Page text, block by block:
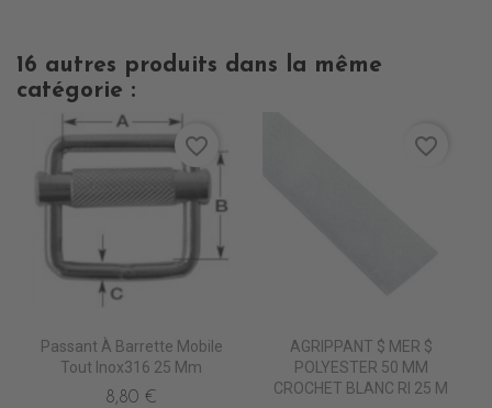
16 autres produits dans la même
catégorie :
Passant À Barrette Mobile
Tout Inox316 25 Mm
8,80 €
favorite_border
AGRIPPANT $ MER $
POLYESTER 50 MM
CROCHET BLANC Rl 25 M
favorite_border